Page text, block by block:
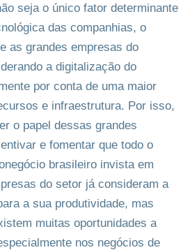
seja o único fator determinante
das companhias, o
as grandes empresas do
a digitalização do
por conta de uma maior
e infraestrutura. Por isso,
o papel dessas grandes
e fomentar que todo o
brasileiro invista em
do setor já consideram a
a sua produtividade, mas
muitas oportunidades a
nos negócios de